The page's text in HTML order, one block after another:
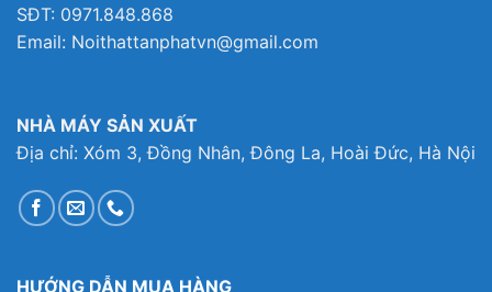
SĐT: 0971.848.868
Email: Noithattanphatvn@gmail.com
NHÀ MÁY SẢN XUẤT
Địa chỉ: Xóm 3, Đồng Nhân, Đông La, Hoài Đức, Hà Nội
HƯỚNG DẪN MUA HÀNG